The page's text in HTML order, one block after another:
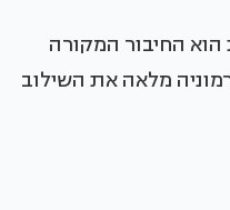
החיבור המקורה
מלאה את השילוב